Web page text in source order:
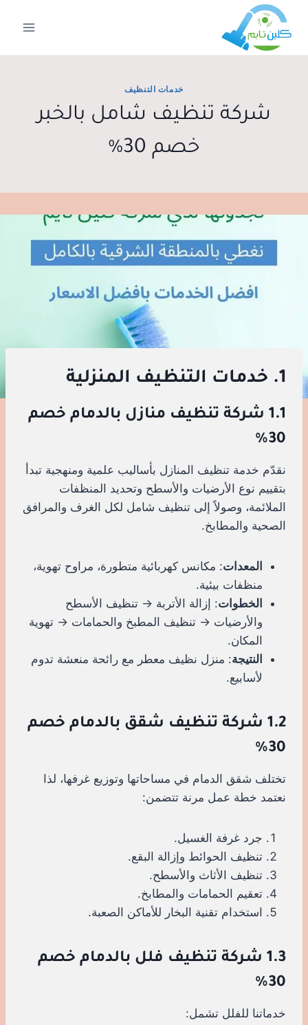
التجاوز
المحتوى
خدمات التنظيف
شركة تنظيف شامل بالخبر
خصم 30%
1. خدمات التنظيف المنزلية
1.1 شركة تنظيف منازل بالدمام خصم
30%
نقدّم خدمة تنظيف المنازل بأساليب علمية ومنهجية تبدأ
بتقييم نوع الأرضيات والأسطح وتحديد المنظفات
الملائمة، وصولاً إلى تنظيف شامل لكل الغرف والمرافق
الصحية والمطابخ.
المعدات: مكانس كهربائية متطورة، مراوح تهوية،
منظفات بيئية.
الخطوات: إزالة الأتربة → تنظيف الأسطح
والأرضيات → تنظيف المطبخ والحمامات → تهوية
المكان.
النتيجة: منزل نظيف معطر مع رائحة منعشة تدوم
لأسابيع.
1.2 شركة تنظيف شقق بالدمام خصم
30%
تختلف شقق الدمام في مساحاتها وتوزيع غرفها، لذا
نعتمد خطة عمل مرنة تتضمن:
جرد غرفة الغسيل.
تنظيف الحوائط وإزالة البقع.
تنظيف الأثاث والأسطح.
تعقيم الحمامات والمطابخ.
استخدام تقنية البخار للأماكن الصعبة.
1.3 شركة تنظيف فلل بالدمام خصم
30%
خدماتنا للفلل تشمل: